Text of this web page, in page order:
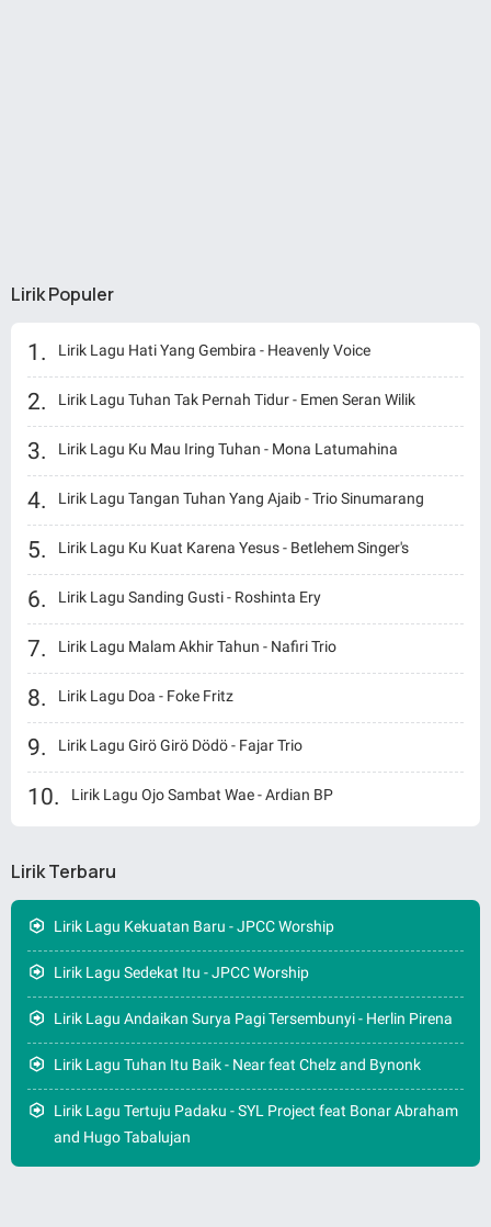
Lirik Populer
Lirik Lagu Hati Yang Gembira - Heavenly Voice
Lirik Lagu Tuhan Tak Pernah Tidur - Emen Seran Wilik
Lirik Lagu Ku Mau Iring Tuhan - Mona Latumahina
Lirik Lagu Tangan Tuhan Yang Ajaib - Trio Sinumarang
Lirik Lagu Ku Kuat Karena Yesus - Betlehem Singer's
Lirik Lagu Sanding Gusti - Roshinta Ery
Lirik Lagu Malam Akhir Tahun - Nafiri Trio
Lirik Lagu Doa - Foke Fritz
Lirik Lagu Girö Girö Dödö - Fajar Trio
Lirik Lagu Ojo Sambat Wae - Ardian BP
Lirik Terbaru
Lirik Lagu Kekuatan Baru - JPCC Worship
Lirik Lagu Sedekat Itu - JPCC Worship
Lirik Lagu Andaikan Surya Pagi Tersembunyi - Herlin Pirena
Lirik Lagu Tuhan Itu Baik - Near feat Chelz and Bynonk
Lirik Lagu Tertuju Padaku - SYL Project feat Bonar Abraham
and Hugo Tabalujan